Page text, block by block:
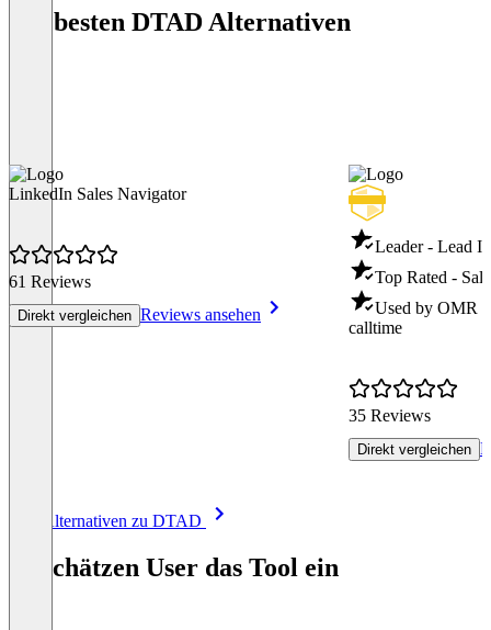
Die besten DTAD Alternativen
LinkedIn Sales Navigator
61 Reviews
Direkt vergleichen Reviews ansehen
Leader - Lead
Top Rated -
Used by OMR -
calltime
35 Reviews
Direkt vergleichen
Alle Alternativen zu DTAD
So schätzen User das Tool ein